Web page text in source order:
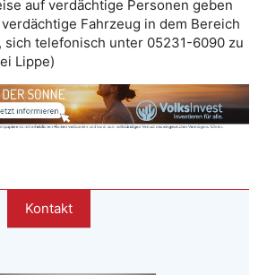
auf verdächtige Personen geben
Fahrzeug in dem Bereich
sich telefonisch unter 05231-6090 zu
Lippe)
Kontakt